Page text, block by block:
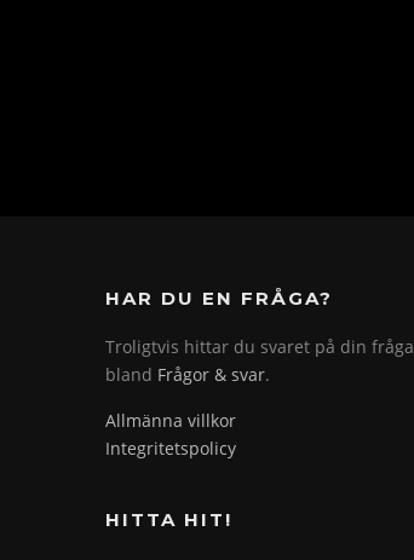
HAR DU EN FRÅGA?
Troligtvis hittar du svaret på din fråga
bland Frågor & svar.
Allmänna villkor
Integritetspolicy
HITTA HIT!